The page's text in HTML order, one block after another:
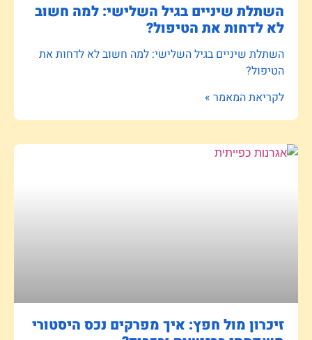
השתלת שיניים בגיל השלישי: למה חשוב
לא לדחות את הטיפול?
השתלת שיניים בגיל השלישי: למה חשוב לא לדחות את
הטיפול?
לקריאת המאמר »
זיכרון מול חפץ: איך מפרקים נכס היסטורי